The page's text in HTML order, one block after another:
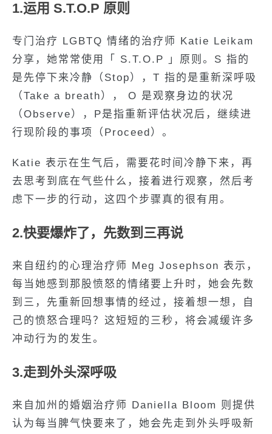
1.运用 S.T.O.P 原则
专门治疗 LGBTQ 情绪的治疗师 Katie Leikam
分享，她常常使用「 S.T.O.P 」原则。S 指的
是先停下来冷静（Stop），T 指的是重新深呼吸
（Take a breath）， O 是观察身边的状况
（Observe），P是指重新评估状况后，继续进
行现阶段的事项（Proceed）。
Katie 表示在生气后，需要花时间冷静下来，再
去思考到底在气些什么，接着进行观察，然后考
虑下一步的行动，这四个步骤真的很有用。
2.快要爆炸了，先数到三再说
来自纽约的心理治疗师 Meg Josephson 表示，
每当她感到那股愤怒的情绪要上升时，她会先数
到三，先重新回想事情的经过，接着想一想，自
己的愤怒合理吗？这短短的三秒，将会减缓许多
冲动行为的发生。
3.走到外头深呼吸
来自加州的婚姻治疗师 Daniella Bloom 则提供
认为每当脾气快要来了，她会先走到外头呼吸新